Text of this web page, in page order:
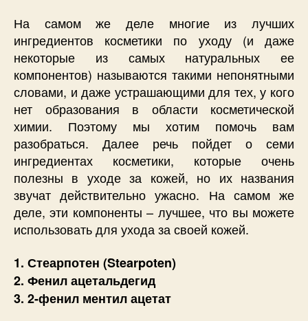
На самом же деле многие из лучших
ингредиентов косметики по уходу (и даже
некоторые из самых натуральных ее
компонентов) называются такими непонятными
словами, и даже устрашающими для тех, у кого
нет образования в области косметической
химии. Поэтому мы хотим помочь вам
разобраться. Далее речь пойдет о семи
ингредиентах косметики, которые очень
полезны в уходе за кожей, но их названия
звучат действительно ужасно. На самом же
деле, эти компоненты – лучшее, что вы можете
использовать для ухода за своей кожей.
1. Стеарпотен (Stearpoten)
2. Фенил ацетальдегид
3. 2-фенил ментил ацетат